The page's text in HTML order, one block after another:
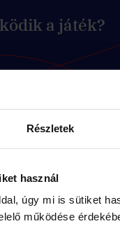
Részletek
használ
úgy mi is sütiket
működése
a játék?
egyedi
a küldetés
illeszkednek.
részletei